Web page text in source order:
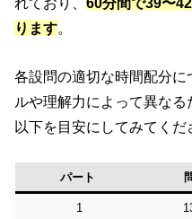
ります。
各設問の適切な時間配分
ルや理解力によって異なる
以下を目安にしてみてくだ
パート
1